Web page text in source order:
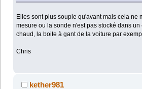
Elles sont plus souple qu'avant mais cela ne
mesure ou la sonde n'est pas stocké dans
chaud, la boite à gant de la voiture par
Chris
kether981